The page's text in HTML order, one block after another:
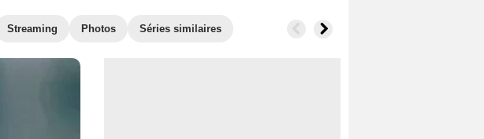
Streaming Photos Séries similaires